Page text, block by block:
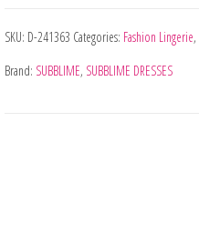
SKU: D-241363 Categories: Fashion Lingerie,
Brand: SUBBLIME, SUBBLIME DRESSES